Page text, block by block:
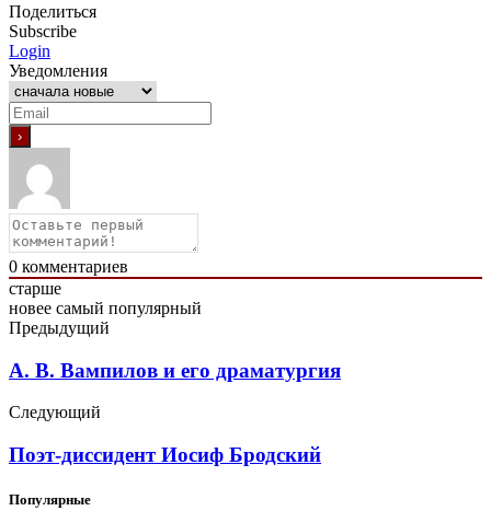
Поделиться
Subscribe
Login
Уведомления
0 комментариев
старше
новее самый популярный
Предыдущий
А. В. Вампилов и его драматургия
Следующий
Поэт-диссидент Иосиф Бродский
Популярные